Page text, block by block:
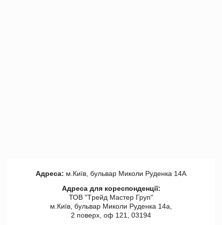
Адреса: м.Київ, бульвар Миколи Руденка 14А
Адреса для кореспонденції:
ТОВ "Tрейд Мастер Груп"
м.Київ, бульвар Миколи Руденка 14а,
2 поверх, оф 121, 03194